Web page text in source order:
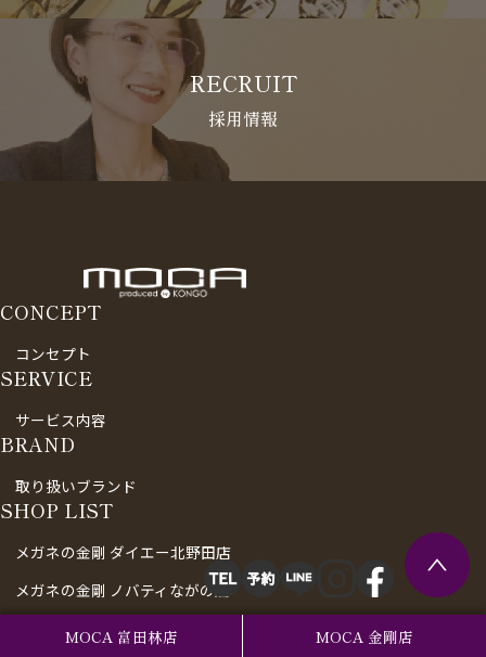
MOCA 富田林店 MOCA 金剛店
RECRUIT
採用情報
CONCEPT
コンセプト
SERVICE
サービス内容
BRAND
取り扱いブランド
SHOP LIST
メガネの金剛 ダイエー北野田店
メガネの金剛 ノバティながの店
MOCA 富田林店